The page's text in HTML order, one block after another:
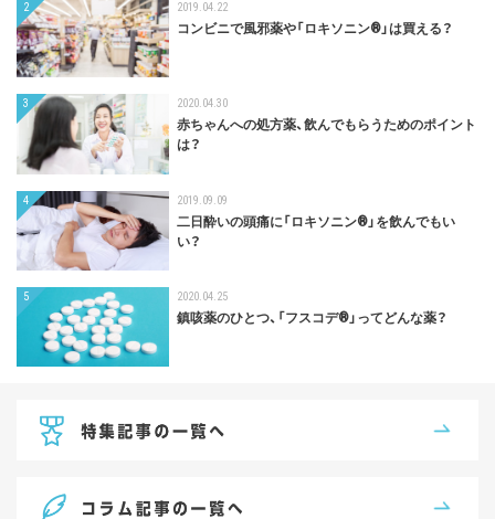
2 2019.04.22
コンビニで風邪薬や「ロキソニン®︎」は買える？
3 2020.04.30
赤ちゃんへの処方薬、飲んでもらうためのポイント
は？
4 2019.09.09
二日酔いの頭痛に「ロキソニン®」を飲んでもい
い？
5 2020.04.25
鎮咳薬のひとつ、「フスコデ®︎」ってどんな薬？